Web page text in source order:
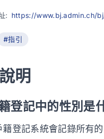
: https://www.bj.admin.ch/
#指引
明
登記中的性別是
籍登記系統會記錄所有